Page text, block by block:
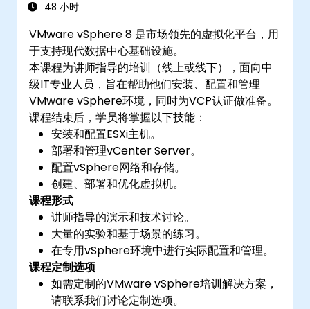
48 小时
VMware vSphere 8 是市场领先的虚拟化平台，用
于支持现代数据中心基础设施。
本课程为讲师指导的培训（线上或线下），面向中
级IT专业人员，旨在帮助他们安装、配置和管理
VMware vSphere环境，同时为VCP认证做准备。
课程结束后，学员将掌握以下技能：
安装和配置ESXi主机。
部署和管理vCenter Server。
配置vSphere网络和存储。
创建、部署和优化虚拟机。
课程形式
讲师指导的演示和技术讨论。
大量的实验和基于场景的练习。
在专用vSphere环境中进行实际配置和管理。
课程定制选项
如需定制的VMware vSphere培训解决方案，
请联系我们讨论定制选项。